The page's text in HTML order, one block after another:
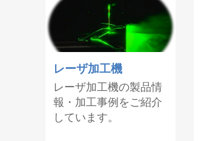
レーザ加工機
レーザ加工機の製品情
報・加工事例をご紹介
しています。